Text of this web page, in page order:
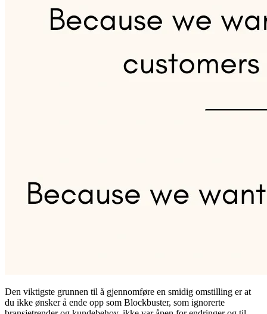
Den viktigste grunnen til å gjennomføre en smidig omstilling er at
du ikke ønsker å ende opp som Blockbuster, som ignorerte